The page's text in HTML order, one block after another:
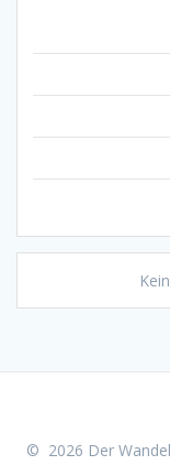
© 2026 Der